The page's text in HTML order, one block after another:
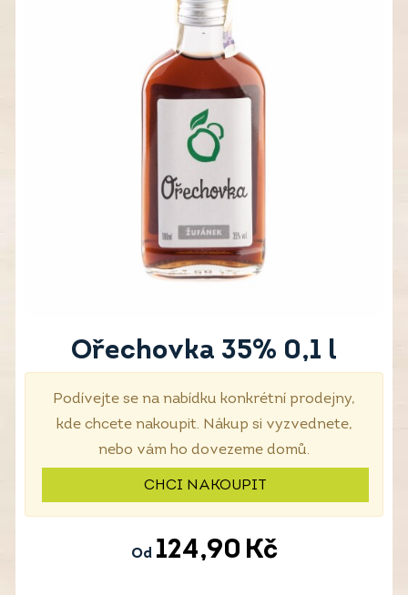
Ořechovka 35% 0,1 l
Podívejte se na nabídku konkrétní prodejny,
kde chcete nakoupit. Nákup si vyzvednete,
nebo vám ho dovezeme domů.
CHCI NAKOUPIT
Od 124,90 Kč